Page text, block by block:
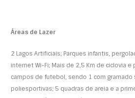
Áreas de Lazer
2 Lagos Artificiais; Parques infantis,
internet Wi-Fi; Mais de 2,5 Km de ciclovia e
campos de futebol, sendo 1 com gramado
poliesportivas; 5 quadras de areia e a